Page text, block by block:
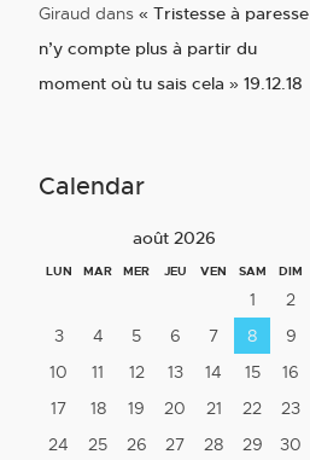
Giraud dans« Tristesse à paresse
n’y compte plus à partir du
moment où tu sais cela » 19.12.18
Calendar
août 2026
LUN MAR MER JEU VEN SAM DIM
1
2
3
4 5 6 7 8
9
10
11 12 13 14 15
16
17
18 19 20 21 22
23
24
25 26 27 28 29
30